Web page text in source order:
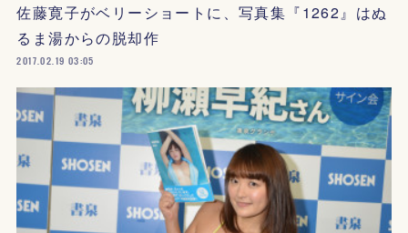
佐藤寛子がベリーショートに、写真集『1262』はぬ
るま湯からの脱却作
2017.02.19 03:05